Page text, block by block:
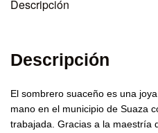
Descripción
Descripción
El sombrero suaceño es una
mano en el municipio de Suaza
trabajada. Gracias a la maestría